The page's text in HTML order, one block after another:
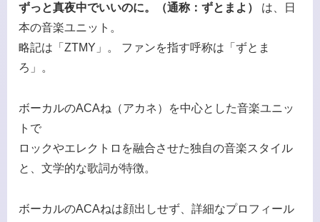
ずっと真夜中でいいのに。（通称：ずとまよ）
は、日
本の音楽ユニット。
略記は「ZTMY」。 ファンを指す呼称は「ずとま
ろ」。
ボーカルのACAね（アカネ）を中心とした音楽ユニッ
トで
ロックやエレクトロを融合させた独自の音楽スタイル
と、文学的な歌詞が特徴。
ボーカルのACAねは顔出しせず、詳細なプロフィール